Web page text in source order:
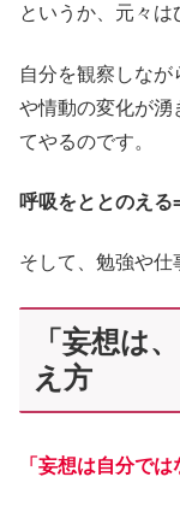
というか、元々は
自分を観察しな
や情動の変化が湧
てやるのです。
呼吸をととのえる
そして、勉強や仕
「妄想は
え方
「妄想は自分では